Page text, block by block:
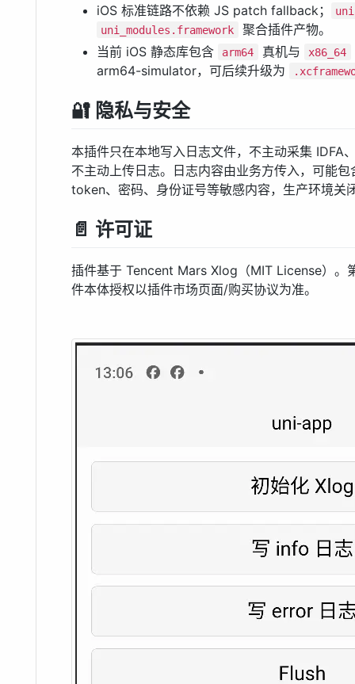
iOS 标准链路不依赖 JS patch fallback；
uni_modules.framework
聚合插件产物。
当前 iOS 静态库包含
arm64 真机与 x86_64
arm64-simulator，可后续升级为
🔐 隐私与安全
本插件只在本地写入日志文件，不主动采集 IDFA
不主动上传日志。日志内容由业务方传入，可能
token、密码、身份证号等敏感内容，生产环境关
📄 许可证
插件基于 Tencent Mars Xlog（MIT License）。
件本体授权以插件市场页面/购买协议为准。